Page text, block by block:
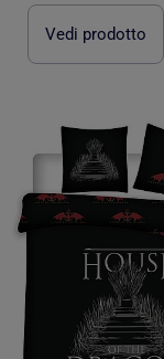
Vedi prodotto